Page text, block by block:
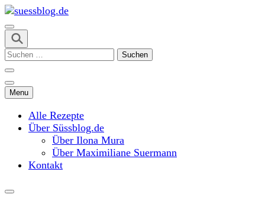
Skip
to
content
(Press
Enter)
suessblog.de
Suchen
Menu
Alle Rezepte
Über Süssblog.de
Über Ilona Mura
Über Maximiliane Suermann
Kontakt